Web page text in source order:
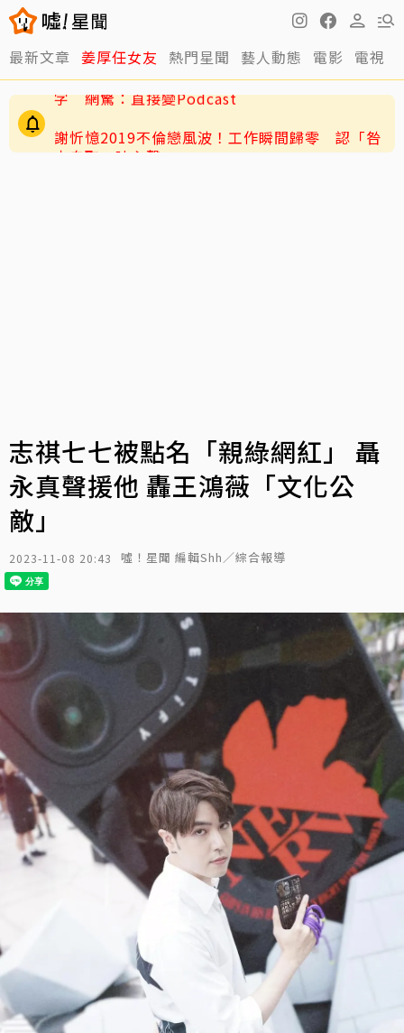
最新文章 姜厚任女友 熱門星聞 藝人動態 電影 電視
老高與小茉新片「AI圖片也沒了」全程黑底白
字 網驚：直接變Podcast
由自取」吐心聲
志祺七七被點名「親綠網紅」 聶
永真聲援他 轟王鴻薇「文化公
敵」
2023-11-08 20:43 噓！星聞 編輯Shh／綜合報導